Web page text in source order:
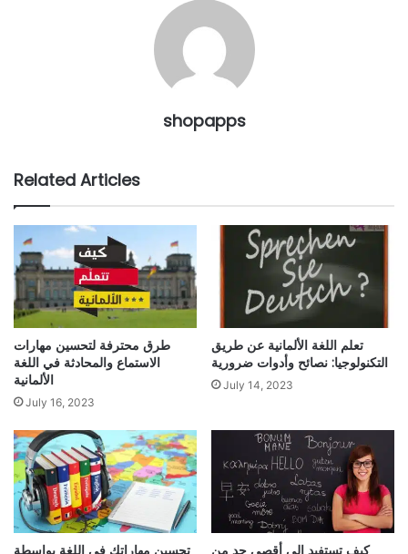
shopapps
Related Articles
طرق محترفة لتحسين مهارات
الاستماع والمحادثة في اللغة
الألمانية
July 16, 2023
تعلم اللغة الألمانية عن طريق
التكنولوجيا: نصائح وأدوات ضرورية
July 14, 2023